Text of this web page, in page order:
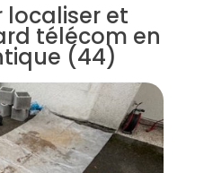
localiser et
télécom en
(44)